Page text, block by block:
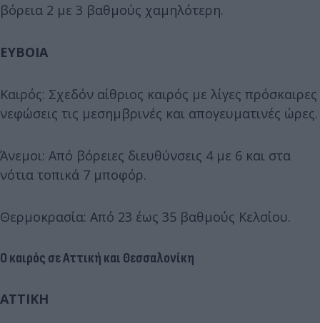
βόρεια 2 με 3 βαθμούς χαμηλότερη.
ΕΥΒΟΙΑ
Καιρός: Σχεδόν αίθριος καιρός με λίγες πρόσκαιρες
νεφώσεις τις μεσημβρινές και απογευματινές ώρες.
Άνεμοι: Από βόρειες διευθύνσεις 4 με 6 και στα
νότια τοπικά 7 μποφόρ.
Θερμοκρασία: Από 23 έως 35 βαθμούς Κελσίου.
Ο καιρός σε Αττική και Θεσσαλονίκη
ΑΤΤΙΚΗ